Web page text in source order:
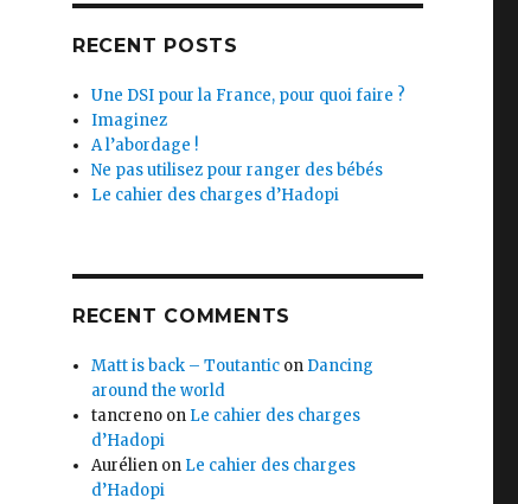
RECENT POSTS
Une DSI pour la France, pour quoi faire ?
Imaginez
A l’abordage !
Ne pas utilisez pour ranger des bébés
Le cahier des charges d’Hadopi
RECENT COMMENTS
Matt is back – Toutantic on Dancing
around the world
tancreno on Le cahier des charges
d’Hadopi
Aurélien on Le cahier des charges
d’Hadopi